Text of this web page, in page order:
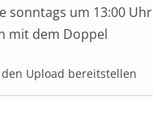
sonntags um 13:00 Uhr
mit dem Doppel
Upload bereitstellen